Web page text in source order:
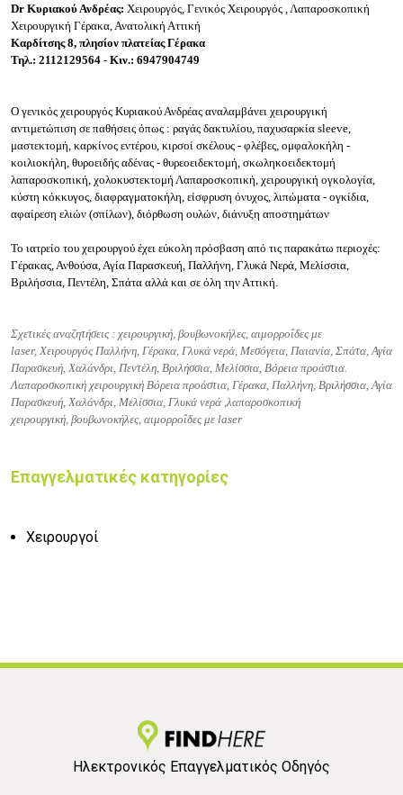
Dr Κυριακού Ανδρέας: Χειρουργός, Γενικός Χειρουργός , Λαπαροσκοπική
Χειρουργική Γέρακα, Ανατολική Αττική
Καρδίτσης 8, πλησίον πλατείας Γέρακα
Τηλ.: 2112129564 - Κιν.: 6947904749
Ο γενικός χειρουργός Κυριακού Ανδρέας αναλαμβάνει χειρουργική
αντιμετώπιση σε παθήσεις όπως : ραγάς δακτυλίου, παχυσαρκία sleeve,
μαστεκτομή, καρκίνος εντέρου, κιρσοί σκέλους - φλέβες, ομφαλοκήλη -
κοιλιοκήλη, θυροειδής αδένας - θυρεοειδεκτομή, σκωληκοειδεκτομή
λαπαροσκοπική, χολοκυστεκτομή Λαπαροσκοπική, χειρουργική ογκολογία,
κύστη κόκκυγος, διαφραγματοκήλη, είσφρυση όνυχος, λιπώματα - ογκίδια,
αφαίρεση ελιών (σπίλων), διόρθωση ουλών, διάνυξη αποστημάτων
Το ιατρείο του χειρουργού έχει εύκολη πρόσβαση από τις παρακάτω περιοχές:
Γέρακας, Ανθούσα, Αγία Παρασκευή, Παλλήνη, Γλυκά Νερά, Μελίσσια,
Βριλήσσια, Πεντέλη, Σπάτα αλλά και σε όλη την Αττική.
Σχετικές αναζητήσεις : χειρουργική, βουβωνοκήλες, αιμορροΐδες με
laser, Χειρουργός Παλλήνη, Γέρακα, Γλυκά νερά, Μεσόγεια, Παιανία, Σπάτα, Αγία
Παρασκευή, Χαλάνδρι, Πεντέλη, Βριλήσσια, Μελίσσια, Βόρεια προάστια.
Λαπαροσκοπική χειρουργική Βόρεια προάστια, Γέρακα, Παλλήνη, Βριλήσσια, Αγία
Παρασκευή, Χαλάνδρι, Μελίσσια, Γλυκά νερά , λαπαροσκοπική
χειρουργική, βουβωνοκήλες, αιμορροΐδες με laser
Επαγγελματικές κατηγορίες
Χειρουργοί
Ηλεκτρονικός Επαγγελματικός Οδηγός